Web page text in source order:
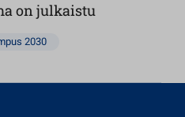
on julkaistu
2030